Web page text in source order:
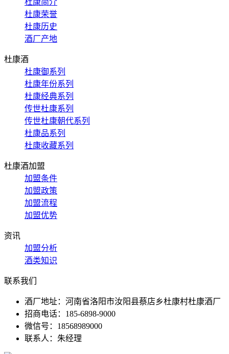
杜康荣誉
杜康历史
酒厂产地
杜康酒
杜康御系列
杜康年份系列
杜康经典系列
传世杜康系列
传世杜康朝代系列
杜康品系列
杜康收藏系列
杜康酒加盟
加盟条件
加盟政策
加盟流程
加盟优势
资讯
加盟分析
酒类知识
联系我们
酒厂地址：河南省洛阳市汝阳县蔡店乡杜康村杜康酒厂
招商电话：185-6898-9000
微信号：18568989000
联系人：朱经理